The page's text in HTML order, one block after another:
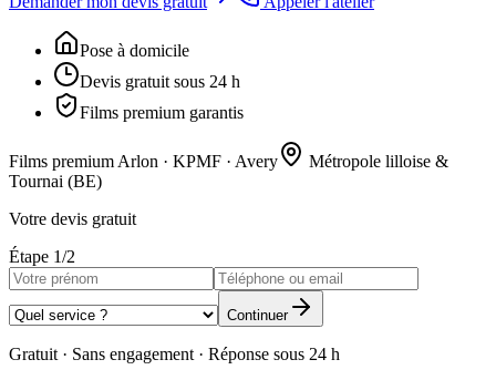
Pose à domicile
Devis gratuit sous 24 h
Films premium garantis
Films premium Arlon · KPMF · Avery
Métropole lilloise &
Tournai (BE)
Votre devis gratuit
Étape 1/2
Continuer
Gratuit · Sans engagement · Réponse sous 24 h